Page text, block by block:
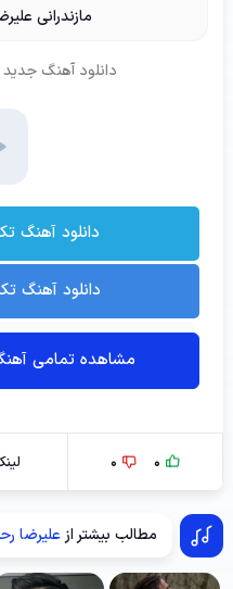
مازندرانی
دانلود آهنگ جدید
دانلود آهنگ
دانلود آهنگ
مشاهده تمامی
0
0
مطالب بیشتر ازعلیرضا